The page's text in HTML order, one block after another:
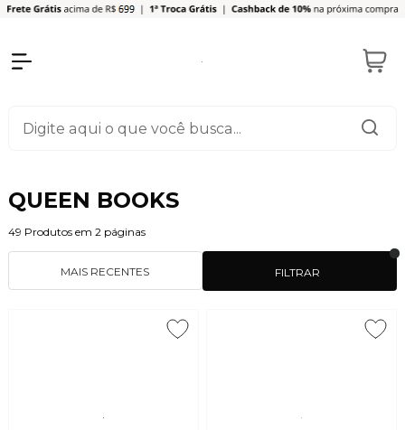
QUEEN BOOKS
49 Produtos em 2 páginas
FILTRAR
MAIS RECENTES